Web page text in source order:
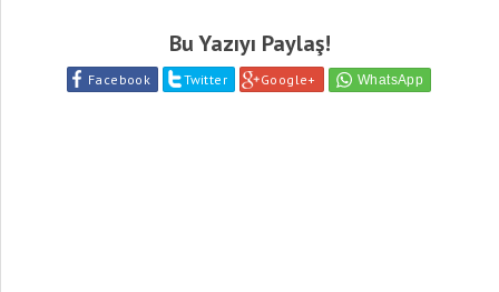
Bu Yazıyı Paylaş!
Facebook Twitter Google+